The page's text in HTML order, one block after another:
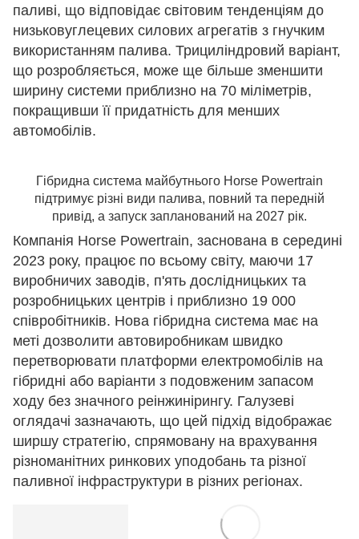
паливі, що відповідає світовим тенденціям до
низьковуглецевих силових агрегатів з гнучким
використанням палива. Трициліндровий варіант,
що розробляється, може ще більше зменшити
ширину системи приблизно на 70 міліметрів,
покращивши її придатність для менших
автомобілів.
Гібридна система майбутнього Horse Powertrain
підтримує різні види палива, повний та передній
привід, а запуск запланований на 2027 рік.
Компанія Horse Powertrain, заснована в середині
2023 року, працює по всьому світу, маючи 17
виробничих заводів, п'ять дослідницьких та
розробницьких центрів і приблизно 19 000
співробітників. Нова гібридна система має на
меті дозволити автовиробникам швидко
перетворювати платформи електромобілів на
гібридні або варіанти з подовженим запасом
ходу без значного реінжинірингу. Галузеві
оглядачі зазначають, що цей підхід відображає
ширшу стратегію, спрямовану на врахування
різноманітних ринкових уподобань та різної
паливної інфраструктури в різних регіонах.